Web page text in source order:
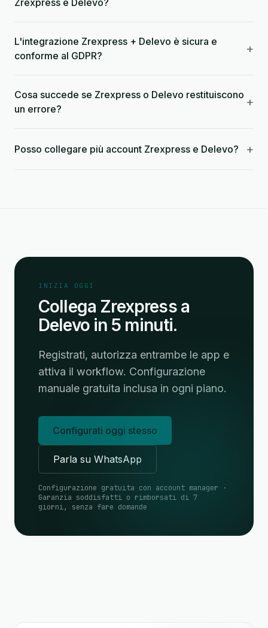
Zrexpress e Delevo?
L'integrazione Zrexpress + Delevo è sicura e
conforme al GDPR?
+
Cosa succede se Zrexpress o Delevo restituiscono
un errore?
+
Posso collegare più account Zrexpress e Delevo? +
INIZIA OGGI
Collega Zrexpress a
Delevo in 5 minuti.
Registrati, autorizza entrambe le app e
attiva il workflow. Configurazione
manuale gratuita inclusa in ogni piano.
Configurati oggi stesso
Parla su WhatsApp
Configurazione gratuita con account manager ·
Garanzia soddisfatti o rimborsati di 7
giorni, senza fare domande